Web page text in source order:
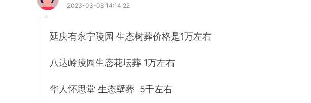
2023-03-08 14:14:22
延庆有永宁陵园 生态树葬价格是1万左右
八达岭陵园生态花坛葬 1万左右
华人怀思堂 生态壁葬 5千左右